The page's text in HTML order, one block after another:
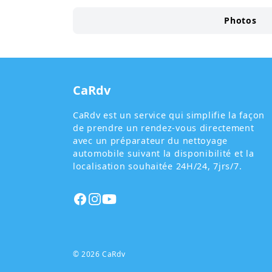
Photos
CaRdv
CaRdv est un service qui simplifie la façon
de prendre un rendez-vous directement
avec un préparateur du nettoyage
automobile suivant la disponibilité et la
localisation souhaitée 24H/24, 7jrs/7.
Facebook
Instagram
Instagram
© 2026 CaRdv